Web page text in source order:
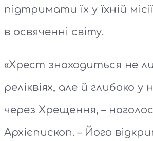
підтримати їх у їхній
в освяченні світу.
«Хрест знаходиться не
реліквіях, але й глибоко
через Хрещення, –
Архієпископ. – Його